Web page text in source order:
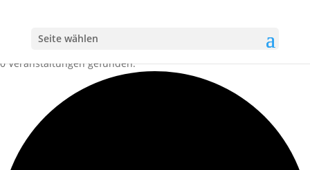
Seite wählen
0 Veranstaltungen gefunden.